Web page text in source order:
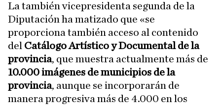
La también vicepresidenta segunda de la
Diputación ha matizado que «se
proporciona también acceso al contenido
del Catálogo Artístico y Documental de la
provincia, que muestra actualmente más de
10.000 imágenes de municipios de la
provincia, aunque se incorporarán de
manera progresiva más de 4.000 en los